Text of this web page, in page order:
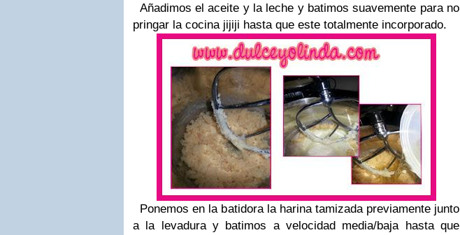
Añadimos el aceite y la leche y batimos suavemente para no
pringar la cocina jijiji hasta que este totalmente incorporado.
Ponemos en la batidora la harina tamizada previamente junto
a la levadura y batimos a velocidad media/baja hasta que